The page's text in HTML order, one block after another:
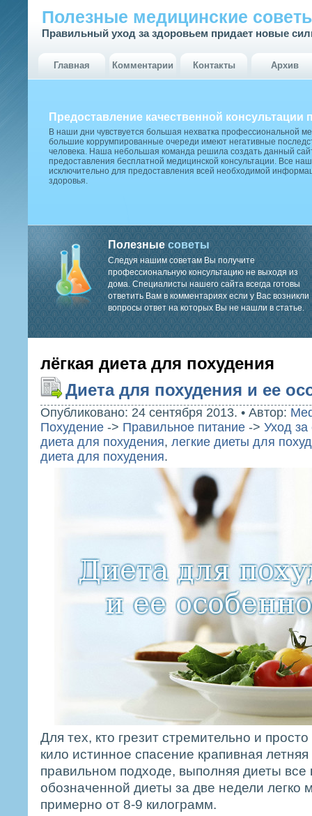
Полезные медицинские
Правильный уход за здоровьем придает новые
Главная Комментарии Контакты Архив
Предоставление качественной консультации
В наши дни чувствуется большая нехватка профессиональной
большие коррумпированные очереди имеют негативные
человека. Наша небольшая команда решила создать данный
предоставления бесплатной медицинской консультации. Все
исключительно для предоставления всей необходимой
здоровья.
Полезныесоветы
Следуя нашим советам Вы получите
профессиональную консультацию не выходя из
дома. Специалисты нашего сайта всегда готовы
ответить Вам в комментариях если у Вас возникли
вопросы ответ на которых Вы не нашли в статье.
лёгкая диета для похудения
Диета для похудения и ее
Опубликовано: 24 сентября 2013. • Автор:
Похудение -> Правильное питание -> Уход за
диета для похудения, легкие диеты для
диета для похудения.
Для тех, кто грезит стремительно и
кило истинное спасение крапивная
правильном подходе, выполняя диеты все
обозначенной диеты за две недели легко
примерно от 8-9 килограмм.